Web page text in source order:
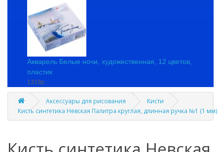
Акварель Белые ночи, художественная, 12 цветов,
пластик
1319р.
Аксессуары для рисования
Кисти
Кисть синтетика Невская Палитра круглая, длинная ручка №1 (1 мм)